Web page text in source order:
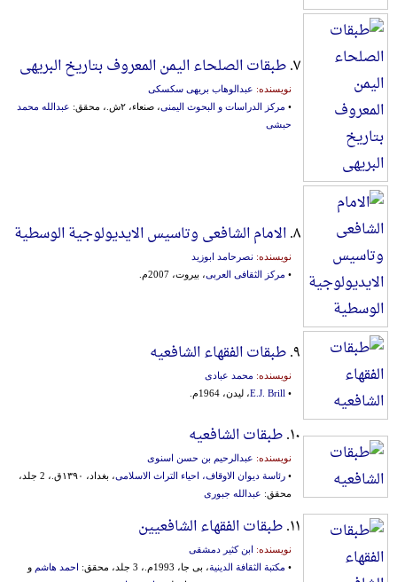
۷. طبقات الصلحاء الیمن المعروف بتاریخ البریهی
نویسنده: عبدالوهاب بریهی سکسکی
• مرکز الدراسات و البحوث الیمنی، صنعاء، ۲ش.، محقق:
عبدالله محمد
حبشی
۸. الامام الشافعی وتاسیس الایدیولوجیة الوسطیة
نویسنده: نصرحامد ابوزید
• مرکز الثقافی العربی، بیروت، 2007م.
۹. طبقات الفقهاء الشافعیه
نویسنده: محمد عبادی
•
E.J. Brill، لیدن، 1964م.
۱۰. طبقات الشافعیه
نویسنده: عبدالرحیم بن حسن اسنوی
• رئاسة دیوان الاوقاف، احیاء التراث الاسلامی
، بغداد، ۱۳۹۰ق.، 2 جلد،
محقق: عبدالله جبوری
۱۱. طبقات الفقهاء الشافعیین
نویسنده: ابن کثیر دمشقی
• مکتبة الثقافة الدینیة، بی جا، 1993م.، 3 جلد، محقق: احمد هاشم و